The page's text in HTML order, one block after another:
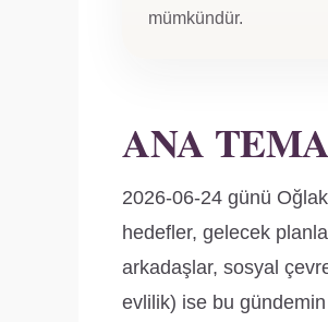
mümkündür.
ANA TEMA
2026-06-24 günü
hedefler, gelecek
arkadaşlar, sosyal
evlilik) ise bu